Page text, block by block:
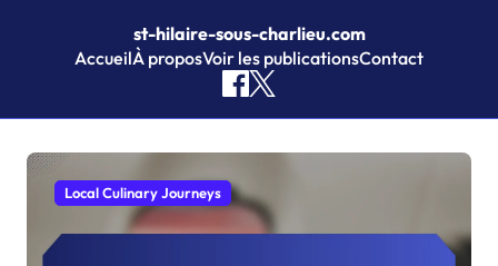
st-hilaire-sous-charlieu.com
AccueilÀ proposVoir les publicationsContact
Local Culinary Journeys